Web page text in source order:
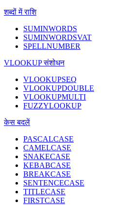
शब्दों में राशि
SUMINWORDS
SUMINWORDSVAT
SPELLNUMBER
VLOOKUP संशोधन
VLOOKUPSEQ
VLOOKUPDOUBLE
VLOOKUPMULTI
FUZZYLOOKUP
केस बदलें
PASCALCASE
CAMELCASE
SNAKECASE
KEBABCASE
BREAKCASE
SENTENCECASE
TITLECASE
FIRSTCASE